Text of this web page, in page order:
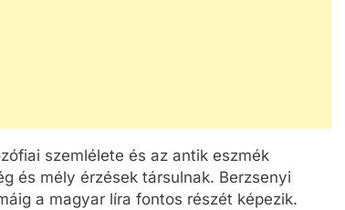
szemlélete és az antik eszmék
és mély érzések társulnak. Berzsenyi
a magyar líra fontos részét képezik.